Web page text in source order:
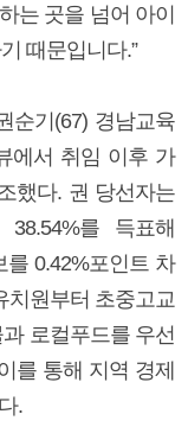
는 곳을 넘어 아이
때문입니다.”
순기(67) 경남교육
에서 취임 이후 가
했다. 권 당선자는
를 득표해
0.42%포인트 차
치원부터 초중고교
로컬푸드를 우선
를 통해 지역 경제
.